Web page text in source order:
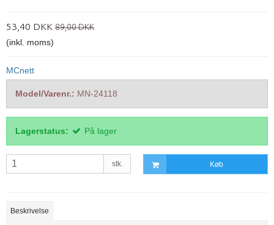
53,40 DKK 89,00 DKK
(inkl. moms)
MCnett
Model/Varenr.: MN-24118
Lagerstatus: På lager
stk. Køb
Beskrivelse